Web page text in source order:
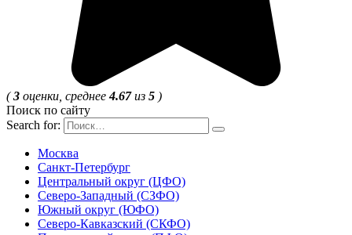
(3 оценки, среднее4.67из 5 )
Поиск по сайту
Search for:
Москва
Санкт-Петербург
Центральный округ (ЦФО)
Северо-Западный (СЗФО)
Южный округ (ЮФО)
Северо-Кавказский (СКФО)